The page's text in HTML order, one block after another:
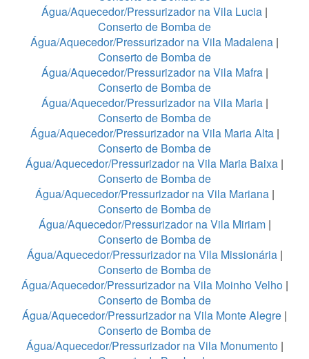
Água/Aquecedor/Pressurizador na Vila Lucia |
Conserto de Bomba de
Água/Aquecedor/Pressurizador na Vila Madalena |
Conserto de Bomba de
Água/Aquecedor/Pressurizador na Vila Mafra |
Conserto de Bomba de
Água/Aquecedor/Pressurizador na Vila Maria|
Conserto de Bomba de
Água/Aquecedor/Pressurizador na Vila Maria Alta|
Conserto de Bomba de
Água/Aquecedor/Pressurizador na Vila Maria Baixa |
Conserto de Bomba de
Água/Aquecedor/Pressurizador na Vila Mariana|
Conserto de Bomba de
Água/Aquecedor/Pressurizador na Vila Miriam|
Conserto de Bomba de
Água/Aquecedor/Pressurizador na Vila Missionária|
Conserto de Bomba de
Água/Aquecedor/Pressurizador na Vila Moinho Velho|
Conserto de Bomba de
Água/Aquecedor/Pressurizador na Vila Monte Alegre |
Conserto de Bomba de
Água/Aquecedor/Pressurizador na Vila Monumento|